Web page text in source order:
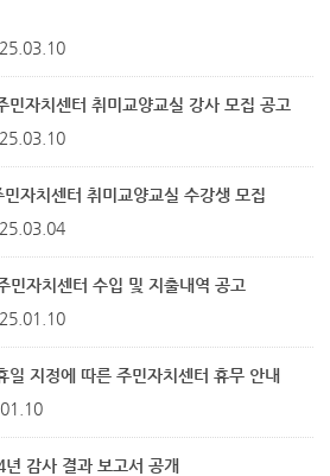
민자치센터 취미교양교실 강사 모집 공고
자치센터 취미교양교실 수강생 모집
민자치센터 수입 및 지출내역 공고
지정에 따른 주민자치센터 휴무 안내
감사 결과 보고서 공개